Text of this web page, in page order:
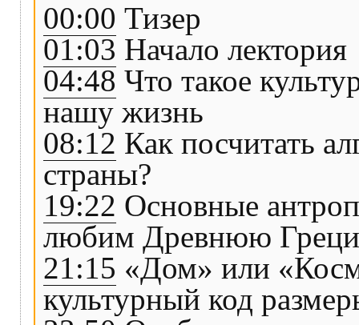
00:00 Тизер
01:03 Начало лектория
04:48 Что такое
нашу жизнь
08:12 Как посчитать
страны?
19:22 Основные
любим Древнюю
21:15 «Дом» или
культурный код